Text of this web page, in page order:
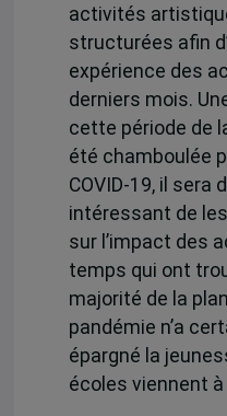
activités
structurées afin
expérience des
derniers mois.
cette période de
été chamboulée
COVID-19, il sera
intéressant de
sur l’impact des
temps qui ont
majorité de la
pandémie n’a
épargné la
écoles viennent à